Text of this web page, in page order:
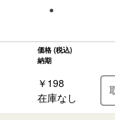
価格 (税込)
納期
￥198
在庫なし